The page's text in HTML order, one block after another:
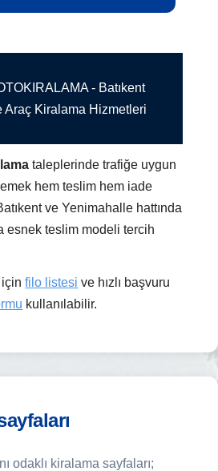
- Batıkent
Araç Kiralama Hizmetleri
taleplerinde trafiğe uygun
hem teslim hem iade
ve Yenimahalle hattında
esnek teslim modeli tercih
içinfilo listesi ve hızlı başvuru
kullanılabilir.
odaklı kiralama sayfaları;